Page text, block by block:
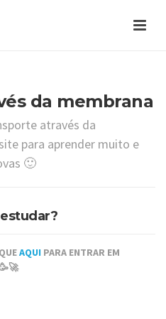
da membrana
através da
para aprender muito e
🙂
AQUI PARA ENTRAR EM